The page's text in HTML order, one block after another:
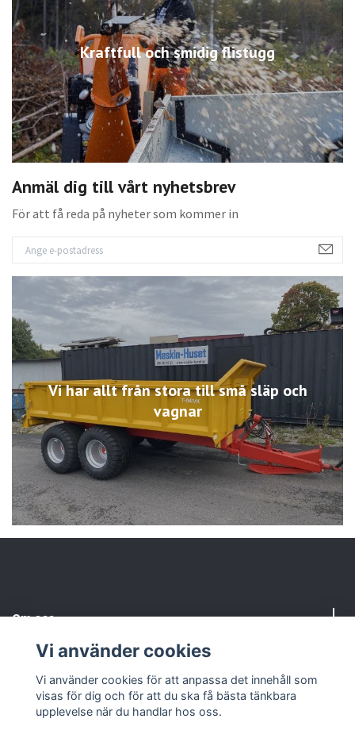
Kraftfull och smidig flistugg
Anmäl dig till vårt nyhetsbrev
För att få reda på nyheter som kommer in
Vi har allt från stora till små släp och
vagnar
Om oss
Kundtjänst
Sociala medier
Vi använder cookies
Vi använder cookies för att anpassa det innehåll som
visas för dig och för att du ska få bästa tänkbara
upplevelse när du handlar hos oss.